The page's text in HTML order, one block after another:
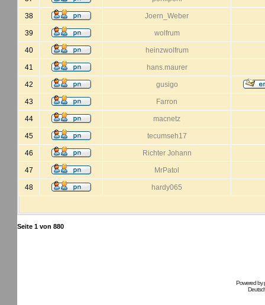
38 Joern_Weber
39 wolfrum
40 heinzwolfrum
41 hans.maurer
42 gusigo
43 Farron
44 macnetz
45 tecumseh17
46 Richter Johann
47 MrPatol
48 hardy065
Seite 1 von 880
Powered by